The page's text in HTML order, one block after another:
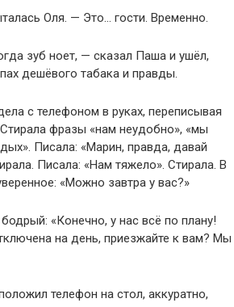
Оля. — Это… гости. Временно.
зуб ноет, — сказал Паша и ушёл,
дешёвого табака и правды.
с телефоном в руках, переписывая
фразы «нам неудобно», «мы
Писала: «Марин, правда, давай
Писала: «Нам тяжело». Стирала. В
«Можно завтра у вас?»
«Конечно, у нас всё по плану!
на день, приезжайте к вам? Мы
телефон на стол, аккуратно,